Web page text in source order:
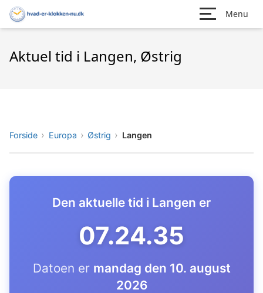
Menu
Aktuel tid i Langen, Østrig
Forside Europa Østrig Langen
Den aktuelle tid i Langen er
07.24.36
Datoen er mandag den 10. august
2026